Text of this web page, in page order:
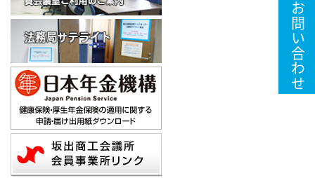
お問い合わせ